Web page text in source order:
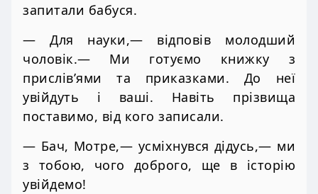
запитали бабуся.
— Для науки,— відповів молодший
чоловік.— Ми готуємо книжку з
прислів’ями та приказками. До неї
увійдуть і ваші. Навіть прізвища
поставимо, від кого записали.
— Бач, Мотре,— усміхнувся дідусь,— ми
з тобою, чого доброго, ще в історію
увійдемо!